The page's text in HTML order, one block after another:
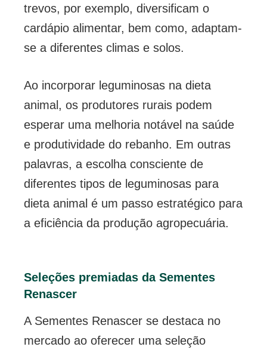
trevos, por exemplo, diversificam o
cardápio alimentar, bem como, adaptam-
se a diferentes climas e solos.
Ao incorporar leguminosas na dieta
animal, os produtores rurais podem
esperar uma melhoria notável na saúde
e produtividade do rebanho. Em outras
palavras, a escolha consciente de
diferentes tipos de leguminosas para
dieta animal é um passo estratégico para
a eficiência da produção agropecuária.
Seleções premiadas da Sementes
Renascer
A Sementes Renascer se destaca no
mercado ao oferecer uma seleção